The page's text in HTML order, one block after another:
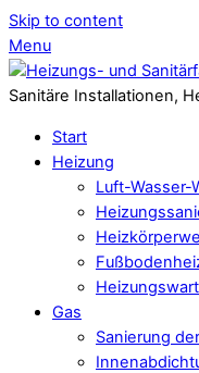
Skip to content
Menu
Sanitäre Installationen,
Start
Heizung
Luft-Wasser-
Gas
Sanierung